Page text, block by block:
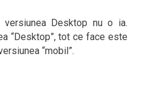
Desktop nu o ia.
“Desktop”, tot ce face este
“mobil”.